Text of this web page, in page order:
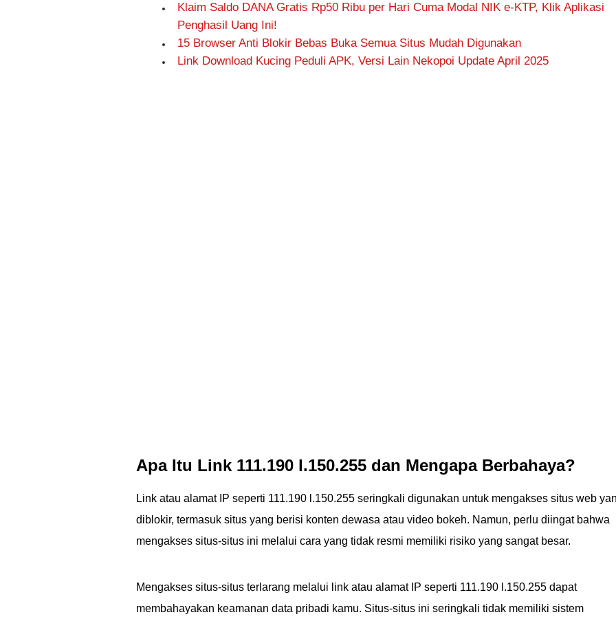
Klaim Saldo DANA Gratis Rp50 Ribu per Hari Cuma Modal NIK e-KTP, Klik Aplikasi
Penghasil Uang Ini!
15 Browser Anti Blokir Bebas Buka Semua Situs Mudah Digunakan
Link Download Kucing Peduli APK, Versi Lain Nekopoi Update April 2025
Apa Itu Link 111.190 l.150.255 dan Mengapa Berbahaya?
Link atau alamat IP seperti 111.190 l.150.255 seringkali digunakan untuk mengakses situs web
diblokir, termasuk situs yang berisi konten dewasa atau video bokeh. Namun, perlu diingat bahwa
mengakses situs-situs ini melalui cara yang tidak resmi memiliki risiko yang sangat besar.
Mengakses situs-situs terlarang melalui link atau alamat IP seperti 111.190 l.150.255 dapat
membahayakan keamanan data pribadi kamu. Situs-situs ini seringkali tidak memiliki sistem